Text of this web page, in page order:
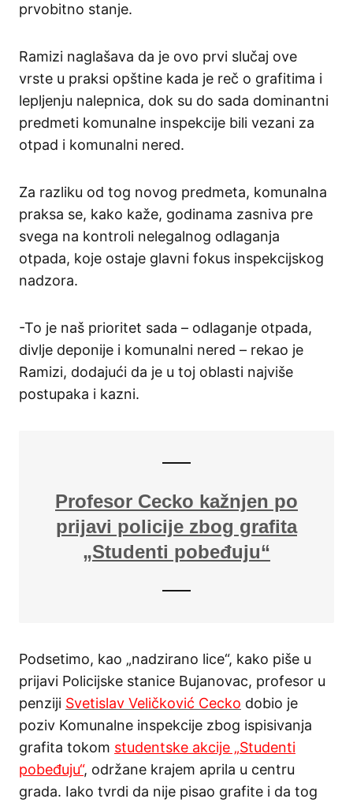
prvobitno stanje.
Ramizi naglašava da je ovo prvi slučaj ove
vrste u praksi opštine kada je reč o grafitima i
lepljenju nalepnica, dok su do sada dominantni
predmeti komunalne inspekcije bili vezani za
otpad i komunalni nered.
Za razliku od tog novog predmeta, komunalna
praksa se, kako kaže, godinama zasniva pre
svega na kontroli nelegalnog odlaganja
otpada, koje ostaje glavni fokus inspekcijskog
nadzora.
-To je naš prioritet sada – odlaganje otpada,
divlje deponije i komunalni nered – rekao je
Ramizi, dodajući da je u toj oblasti najviše
postupaka i kazni.
Profesor Cecko kažnjen po
prijavi policije zbog grafita
„Studenti pobeđuju“
Podsetimo, kao „nadzirano lice“, kako piše u
prijavi Policijske stanice Bujanovac, profesor u
penziji Svetislav Veličković Cecko dobio je
poziv Komunalne inspekcije zbog ispisivanja
grafita tokom studentske akcije „Studenti
pobeđuju“, održane krajem aprila u centru
grada. Iako tvrdi da nije pisao grafite i da tog